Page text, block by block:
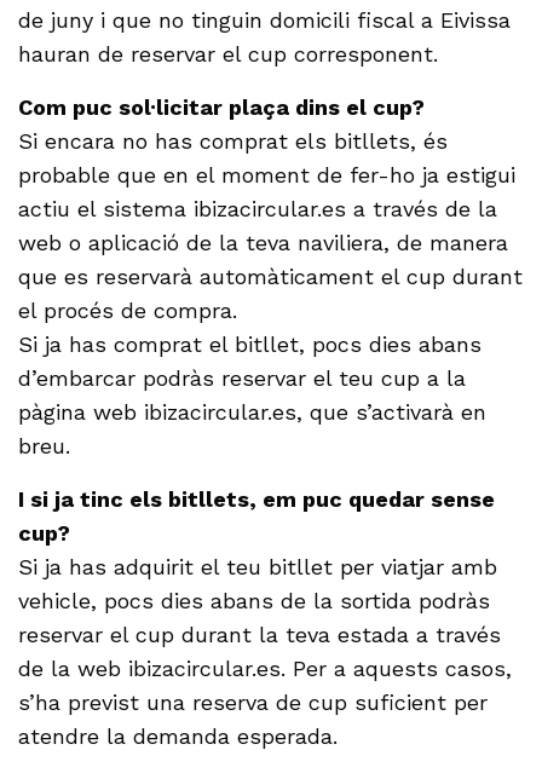
de juny i que no tinguin domicili fiscal a Eivissa
hauran de reservar el cup corresponent.
Com puc sol·licitar plaça dins el cup?
Si encara no has comprat els bitllets, és
probable que en el moment de fer-ho ja estigui
actiu el sistema ibizacircular.es a través de la
web o aplicació de la teva naviliera, de manera
que es reservarà automàticament el cup durant
el procés de compra.
Si ja has comprat el bitllet, pocs dies abans
d’embarcar podràs reservar el teu cup a la
pàgina web ibizacircular.es, que s’activarà en
breu.
I si ja tinc els bitllets, em puc quedar sense
cup?
Si ja has adquirit el teu bitllet per viatjar amb
vehicle, pocs dies abans de la sortida podràs
reservar el cup durant la teva estada a través
de la web ibizacircular.es. Per a aquests casos,
s’ha previst una reserva de cup suficient per
atendre la demanda esperada.